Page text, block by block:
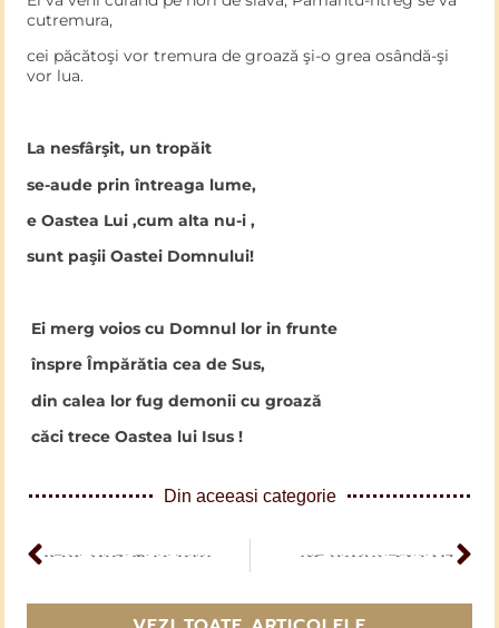
cutremura,
cei păcătoşi vor tremura de groază şi-o grea osândă-şi
vor lua.
La nesfârşit, un tropăit
se-aude prin întreaga lume,
e Oastea Lui ,cum alta nu-i ,
sunt paşii Oastei Domnului!
Ei merg voios cu Domnul lor in frunte
înspre Împărătia cea de Sus,
din calea lor fug demonii cu groază
căci trece Oastea lui Isus !
Din aceeasi categorie
ARTICOL PERCEDENT
Isus din Nazaret ARTICOL URMĂTOR
Psalmul 22 (21)